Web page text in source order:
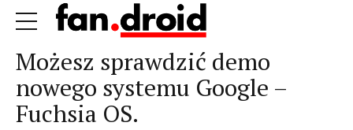
Możesz sprawdzić demo
nowego systemu Google –
Fuchsia OS.